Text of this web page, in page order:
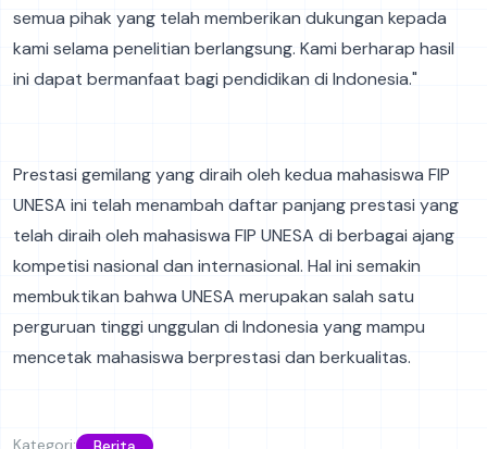
semua pihak yang telah memberikan dukungan kepada
kami selama penelitian berlangsung. Kami berharap hasil
ini dapat bermanfaat bagi pendidikan di Indonesia."
Prestasi gemilang yang diraih oleh kedua mahasiswa FIP
UNESA ini telah menambah daftar panjang prestasi yang
telah diraih oleh mahasiswa FIP UNESA di berbagai ajang
kompetisi nasional dan internasional. Hal ini semakin
membuktikan bahwa UNESA merupakan salah satu
perguruan tinggi unggulan di Indonesia yang mampu
mencetak mahasiswa berprestasi dan berkualitas.
Kategori: